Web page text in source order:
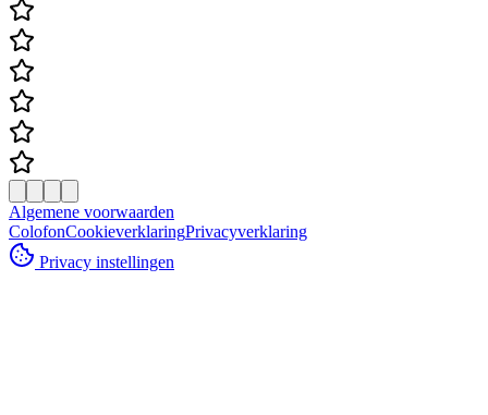
Algemene voorwaarden
ColofonCookieverklaringPrivacyverklaring
Privacy instellingen